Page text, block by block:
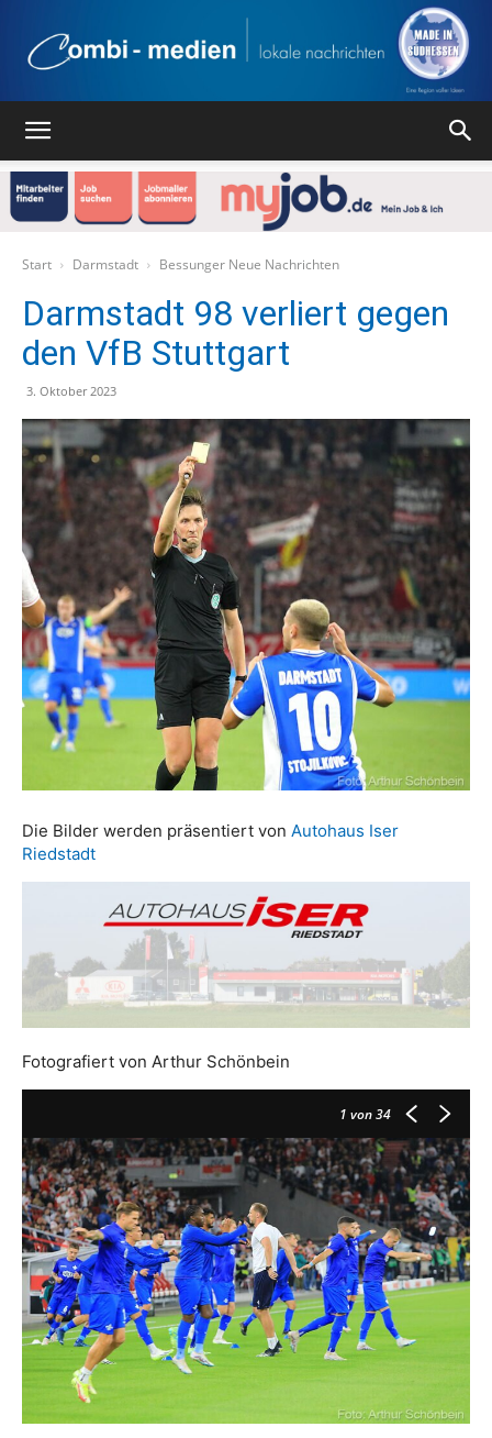
Verlag
Start Darmstadt Bessunger Neue Nachrichten
Darmstadt 98 verliert gegen
den VfB Stuttgart
3. Oktober 2023
Die Bilder werden präsentiert von Autohaus Iser
Riedstadt
Fotografiert von Arthur Schönbein
1 von 34